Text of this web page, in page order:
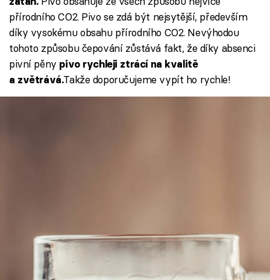
přírodního CO2. Pivo se zdá být nejsytější, především
díky vysokému obsahu přírodního CO2. Nevýhodou
tohoto způsobu čepování zůstává fakt, že díky absenci
pivní pěny pivo rychleji ztrácí na kvalitě
a zvětrává.Takže doporučujeme vypít ho rychle!